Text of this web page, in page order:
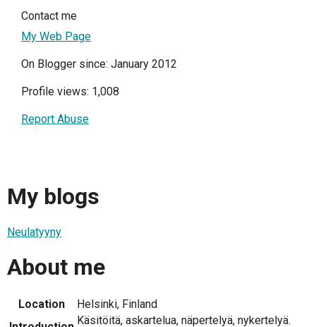
Contact me
My Web Page
On Blogger since: January 2012
Profile views: 1,008
Report Abuse
My blogs
Neulatyyny
About me
Location
Helsinki, Finland
Käsitöitä, askartelua, näpertelyä, nykertelyä.